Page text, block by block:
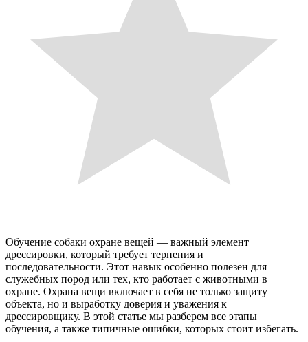
Обучение собаки охране вещей — важный элемент
дрессировки, который требует терпения и
последовательности. Этот навык особенно полезен для
служебных пород или тех, кто работает с животными в
охране. Охрана вещи включает в себя не только защиту
объекта, но и выработку доверия и уважения к
дрессировщику. В этой статье мы разберем все этапы
обучения, а также типичные ошибки, которых стоит избегать.